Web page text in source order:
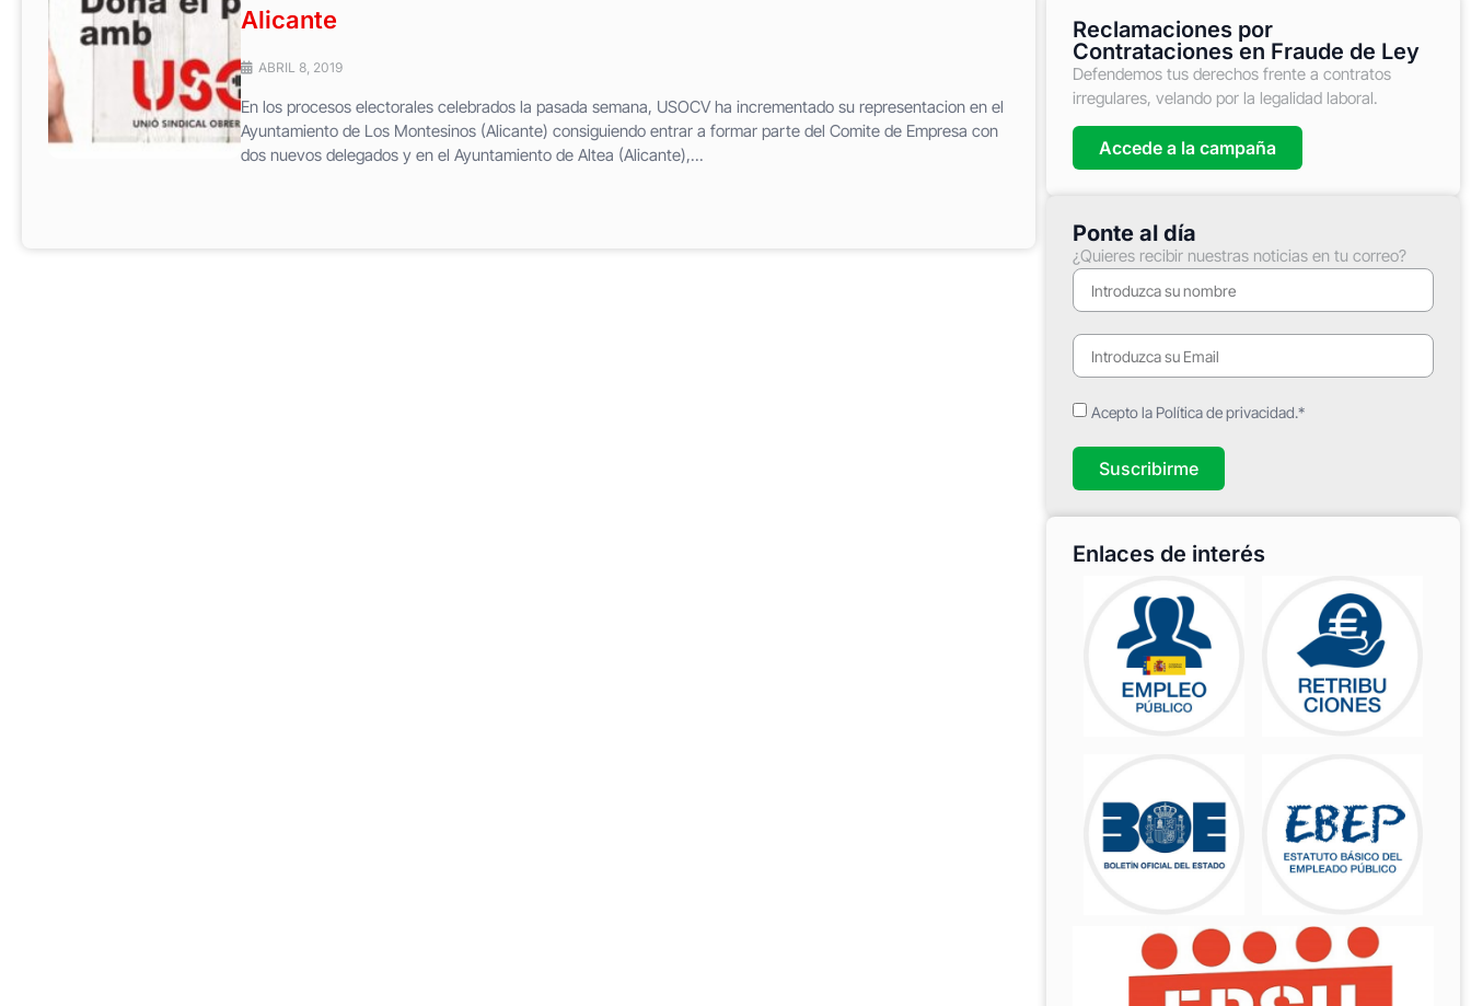
Alicante
ABRIL 8, 2019
En los procesos electorales celebrados la pasada semana, USOCV ha incrementado su representacion en el
Ayuntamiento de Los Montesinos (Alicante) consiguiendo entrar a formar parte del Comite de Empresa con
dos nuevos delegados y en el Ayuntamiento de Altea (Alicante),...
Reclamaciones por
Contrataciones en Fraude de Ley
Defendemos tus derechos frente a contratos
irregulares, velando por la legalidad laboral.
Accede a la campaña
Ponte al día
¿Quieres recibir nuestras noticias en tu correo?
Acepto la Política de privacidad.*
Suscribirme
Enlaces de interés